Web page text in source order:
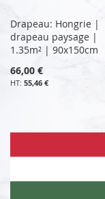
Drapeau: Hongrie |
drapeau paysage |
1.35m² | 90x150cm
66,00 €
55,46 €